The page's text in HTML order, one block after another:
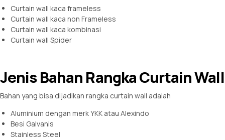
Curtain wall kaca frameless
Curtain wall kaca non Frameless
Curtain wall kaca kombinasi
Curtain wall Spider
Jenis Bahan Rangka Curtain Wall
Bahan yang bisa dijadikan rangka curtain wall adalah
Aluminium dengan merk YKK atau Alexindo
Besi Galvanis
Stainless Steel